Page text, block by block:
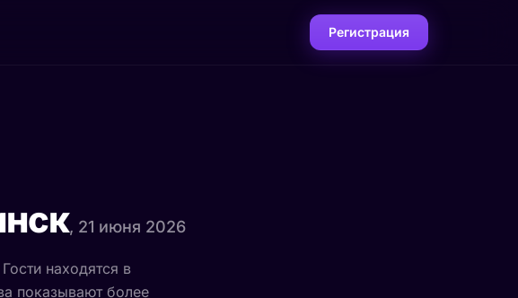
Регистрация
, 21 июня 2026
находятся в
показывают более